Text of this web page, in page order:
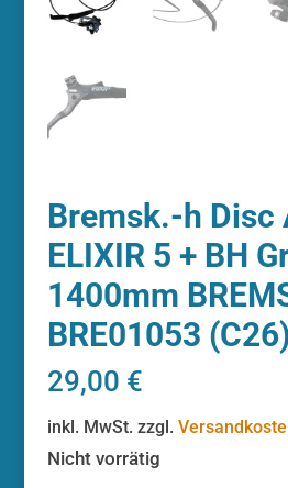
Bremsk.-h Disc
ELIXIR 5 + BH
1400mm
BRE01053 (C26)
29,00 €
inkl. MwSt. zzgl.
Nicht vorrätig